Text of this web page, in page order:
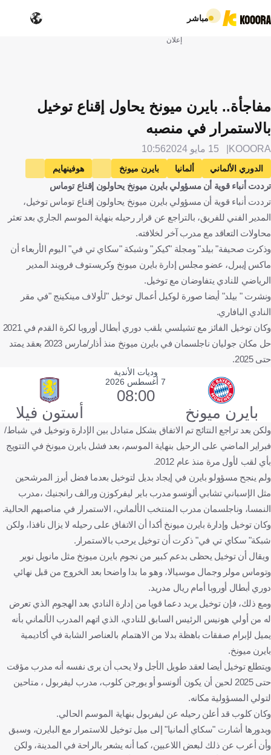
مباشر
إعلان
مفاجأة.. بايرن ميونخ يحاول إقناع توخيل
بالاستمرار في منصبه
KOOORA 15 مايو 2024 10:56
الدوري الألماني ألمانيا بايرن ميونخ
هوفينهايم
توماس توخيل
الإنتقالات كرة قدم
ترددت أنباء قوية أن مسؤولي بايرن ميونخ يحاولون إقناع توماس
ترددت أنباء قوية أن مسؤولي بايرن ميونخ يحاولون إقناع توماس توخيل،
المدير الفني للفريق، بالتراجع عن قرار رحيله بنهاية الموسم الجاري بعد تعثر
محاولات التعاقد مع مدرب آخر لخلافته.
وذكرت صحيفة" بيلد" ومجلة "كيكر" وشبكة "سكاي تي في" اليوم الأربعاء أن
ماكس إيبرل، عضو مجلس إدارة بايرن ميونخ وكريستوف فرويند المدير
الرياضي للنادي يتفاوضان مع توخيل.
ونشرت " بيلد" أيضا صورة لوكيل أعمال توخيل "لأولاف مينكينج "في مقر
النادي البافاري.
وكان توخيل الفائز مع تشيلسي بلقب دوري أبطال أوروبا لكرة القدم في 2021
حل مكان جوليان ناجلسمان في بايرن ميونخ منذ أذار/مارس 2023 بعقد يمتد
حتى 2025.
وديات الأندية
بايرن ميونخ
7 أغسطس 2026
08:00
أستون فيلا
ولكن بعد تراجع النتائج تم الاتفاق بشكل متبادل بين الإدارة وتوخيل في شباط/
فبراير الماضي على الرحيل بنهاية الموسم، بعد فشل بايرن ميونخ في التتويج
بأي لقب لأول مرة منذ عام 2012.
ولم ينجح مسؤولو بايرن في إيجاد بديل لتوخيل بعدما فضل أبرز المرشحين
مثل الإسباني تشابي ألونسو مدرب باير ليفركوزن ورالف رانجنيك ،مدرب
النمسا، وناجلسمان مدرب المنتخب الألماني، الاستمرار في مناصبهم الحالية.
وكان توخيل وإدارة بايرن ميونخ أكدا أن الاتفاق على رحيله لا يزال نافذا، ولكن
شبكة" سكاي تي في" ذكرت أن توخيل يرحب بالاستمرار.
ويقال أن توخيل يحظى بدعم كبير من نجوم بايرن ميونخ مثل مانويل نوير
وتوماس مولر وجمال موسيالا، وهو ما بدا واضحا بعد الخروج من قبل نهائي
دوري أبطال أوروبا أمام ريال مدريد.
ومع ذلك، فإن توخيل يريد دعما قويا من إدارة النادي بعد الهجوم الذي تعرض
له من أولي هونيس الرئيس السابق للنادي، الذي اتهم المدرب الألماني بأنه
يميل لإبرام صفقات باهظة بدلا من الاهتمام بالعناصر الشابة في أكاديمية
بايرن ميونخ.
ويتطلع توخيل أيضا لعقد طويل الأجل ولا يحب أن يرى نفسه أنه مدرب مؤقت
حتى 2025 لحين أن يكون ألونسو أو يورجن كلوب، مدرب ليفربول ، متاحين
لتولي المسؤولية مكانه.
وكان كلوب قد أعلن رحيله عن ليفربول بنهاية الموسم الحالي.
وبدورها أشارت "سكاي ألمانيا" إلى ميل توخيل للاستمرار مع البايرن، وسبق
وأن أعرب عن ذلك لبعض اللاعبين، كما أنه يشعر بالراحة في المدينة، ولكن